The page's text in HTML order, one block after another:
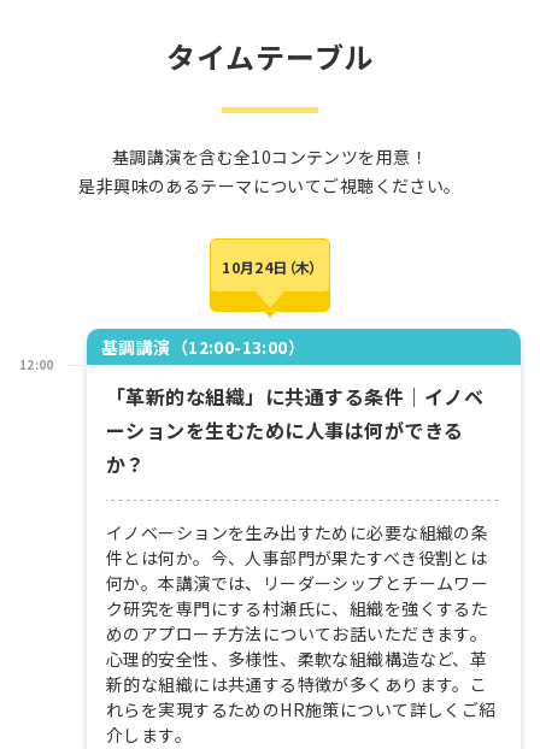
タイムテーブル
基調講演を含む全10コンテンツを用意！
是非興味のあるテーマについてご視聴ください。
10月24日（木）
12:00
基調講演（12:00-13:00）
「革新的な組織」に共通する条件｜イノベ
ーションを生むために人事は何ができる
か？
イノベーションを生み出すために必要な組織の条
件とは何か。今、人事部門が果たすべき役割とは
何か。本講演では、リーダーシップとチームワー
ク研究を専門にする村瀬氏に、組織を強くするた
めのアプローチ方法についてお話いただきます。
心理的安全性、多様性、柔軟な組織構造など、革
新的な組織には共通する特徴が多くあります。こ
れらを実現するためのHR施策について詳しくご紹
介します。